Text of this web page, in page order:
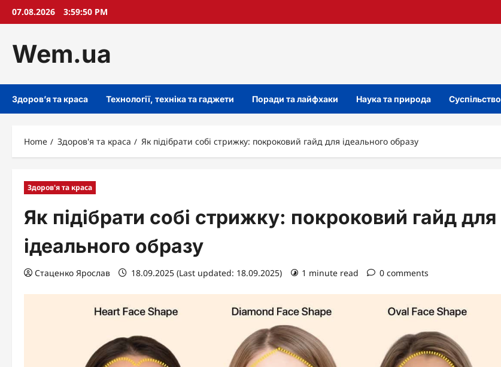
Skip07.08.2026 3:59:51 PM
Wem.ua
Здоров’я та краса Технології, техніка та гаджети Поради та лайфхаки Наука та природа Суспільство
Home Здоров'я та краса Як підібрати собі стрижку: покроковий гайд для ідеального образу
Здоров'я та краса
Як підібрати собі стрижку: покроковий гайд для
ідеального образу
Стаценко Ярослав 18.09.2025 (Last updated: 18.09.2025) 1 minute read 0 comments